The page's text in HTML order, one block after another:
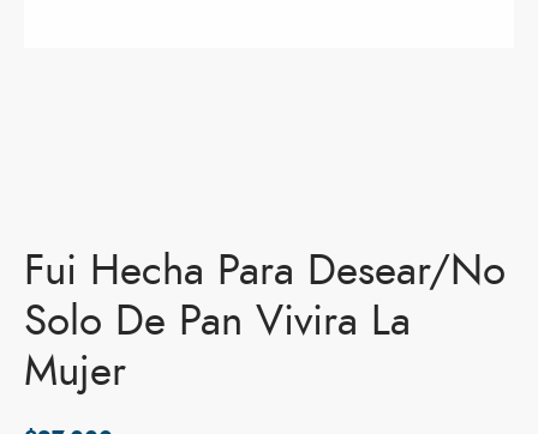
Fui Hecha Para Desear/No
Solo De Pan Vivira La
Mujer